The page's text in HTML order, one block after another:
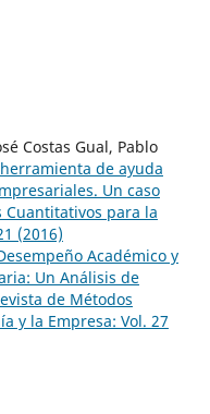
Costas Gual, Pablo
de ayuda
Un caso
Cuantitativos para la
(2016)
Académico y
Un Análisis de
de Métodos
y la Empresa: Vol. 27